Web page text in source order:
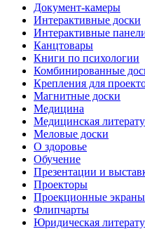
Документ-камеры
Интерактивные доски
Интерактивные
Канцтовары
Книги по психологии
Комбинированные
Крепления для
Магнитные доски
Медицина
Медицинская
Меловые доски
О здоровье
Обучение
Презентации и
Проекторы
Проекционные экраны
Флипчарты
Юридическая